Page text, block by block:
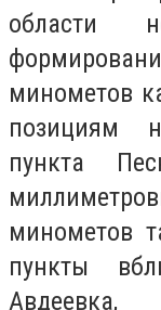
области
минометов
позициям
пункта
минометов
пункты